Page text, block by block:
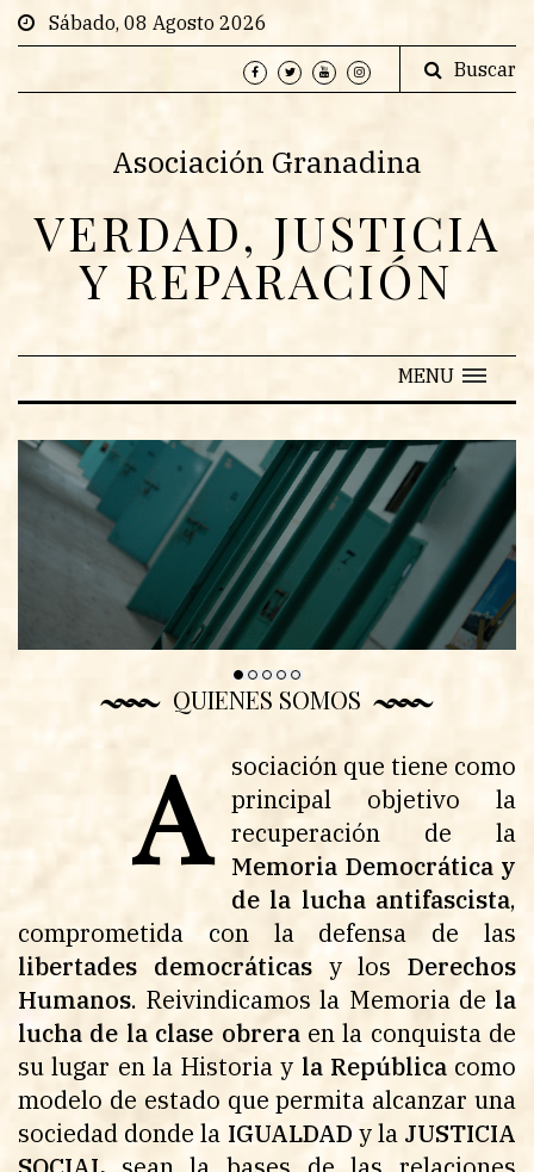
Sábado, 08 Agosto 2026
Buscar
Asociación Granadina
VERDAD, JUSTICIA
Y REPARACIÓN
MENU
QUIENES SOMOS
A
sociación que tiene como
principal objetivo la
recuperación de la
Memoria Democrática y
de la lucha antifascista,
comprometida con la defensa de las
libertades democráticasy los Derechos
Humanos. Reivindicamos la Memoria de la
lucha de la clase obreraen la conquista de
su lugar en la Historia y la Repúblicacomo
modelo de estado que permita alcanzar una
sociedad donde la IGUALDAD y la JUSTICIA